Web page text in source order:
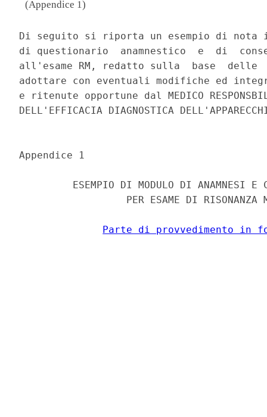
(Appendice 1)
Di seguito si riporta un esempio di
di questionario  anamnestico  e  di
all'esame RM, redatto sulla  base  delle
adottare con eventuali modifiche ed
e ritenute opportune dal MEDICO
DELL'EFFICACIA DIAGNOSTICA
Appendice 1
ESEMPIO DI MODULO DI ANAMNESI E
PER ESAME DI RISONANZA
Parte di provvedimento in